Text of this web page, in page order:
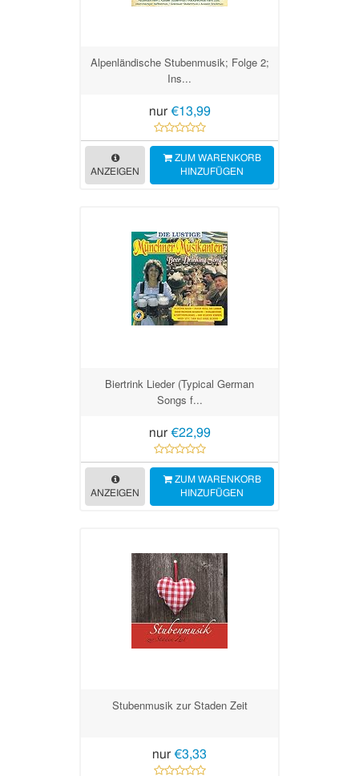
Alpenländische Stubenmusik; Folge 2;
Ins...
nur €13,99
ANZEIGEN
ZUM WARENKORB
HINZUFÜGEN
Biertrink Lieder (Typical German
Songs f...
nur €22,99
ANZEIGEN
ZUM WARENKORB
HINZUFÜGEN
Stubenmusik zur Staden Zeit
nur €3,33